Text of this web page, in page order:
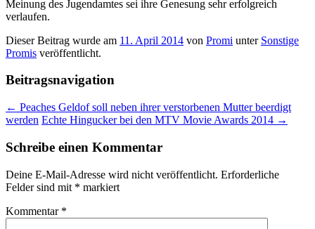
Meinung des Jugendamtes sei ihre Genesung sehr erfolgreich
verlaufen.
Dieser Beitrag wurde am 11. April 2014 von Promi unter Sonstige
Promis veröffentlicht.
Beitragsnavigation
← Peaches Geldof soll neben ihrer verstorbenen Mutter beerdigt
werden Echte Hingucker bei den MTV Movie Awards 2014 →
Schreibe einen Kommentar
Deine E-Mail-Adresse wird nicht veröffentlicht. Erforderliche
Felder sind mit * markiert
Kommentar *